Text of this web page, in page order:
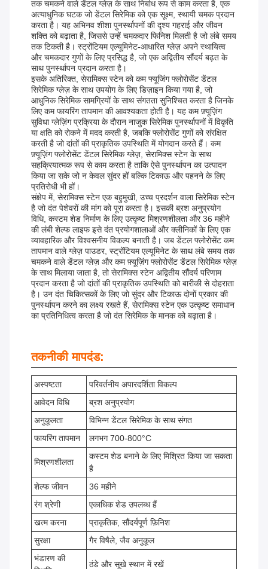
तक चमकने वाले डेंटल ग्लेज़ के साथ निर्बाध रूप से काम करता है, एक
अत्याधुनिक घटक जो डेंटल सिरेमिक को एक सूक्ष्म, स्थायी चमक प्रदान
करता है। यह अभिनव शीशा पुनर्स्थापनों की दृश्य गहराई और जीवन
शक्ति को बढ़ाता है, जिससे उन्हें चमकदार फिनिश मिलती है जो लंबे समय
तक टिकती है। स्ट्रोंटियम एल्यूमिनेट-आधारित ग्लेज़ अपने स्थायित्व
और चमकदार गुणों के लिए प्रसिद्ध है, जो एक अद्वितीय सौंदर्य बढ़त के
साथ पुनर्स्थापन प्रदान करता है।
इसके अतिरिक्त, सेरामिक्स स्टेन को कम फ्यूजिंग फ्लोरोसेंट डेंटल
सिरेमिक ग्लेज़ के साथ उपयोग के लिए डिज़ाइन किया गया है, जो
आधुनिक सिरेमिक सामग्रियों के साथ संगतता सुनिश्चित करता है जिनके
लिए कम फायरिंग तापमान की आवश्यकता होती है। यह कम फ़्यूज़िंग
सुविधा ग्लेज़िंग प्रक्रिया के दौरान नाजुक सिरेमिक पुनर्स्थापनों में विकृति
या क्षति को रोकने में मदद करती है, जबकि फ्लोरोसेंट गुणों को संरक्षित
करती है जो दांतों की प्राकृतिक उपस्थिति में योगदान करते हैं। कम
फ़्यूज़िंग फ्लोरोसेंट डेंटल सिरेमिक ग्लेज़, सेरामिक्स स्टेन के साथ
सहक्रियात्मक रूप से काम करता है ताकि ऐसे पुनर्स्थापन का उत्पादन
किया जा सके जो न केवल सुंदर हों बल्कि टिकाऊ और पहनने के लिए
प्रतिरोधी भी हों।
संक्षेप में, सेरामिक्स स्टेन एक बहुमुखी, उच्च प्रदर्शन वाला सिरेमिक स्टेन
है जो दंत पेशेवरों की मांग को पूरा करता है। इसकी ब्रश अनुप्रयोग
विधि, कस्टम शेड निर्माण के लिए उत्कृष्ट मिश्रणशीलता और 36 महीने
की लंबी शेल्फ लाइफ इसे दंत प्रयोगशालाओं और क्लीनिकों के लिए एक
व्यावहारिक और विश्वसनीय विकल्प बनाती है। जब डेंटल फ्लोरोसेंट कम
तापमान वाले ग्लेज़ पाउडर, स्ट्रोंटियम एल्यूमिनेट के साथ लंबे समय तक
चमकने वाले डेंटल ग्लेज़ और कम फ़्यूज़िंग फ्लोरोसेंट डेंटल सिरेमिक ग्लेज़
के साथ मिलाया जाता है, तो सेरामिक्स स्टेन अद्वितीय सौंदर्य परिणाम
प्रदान करता है जो दांतों की प्राकृतिक उपस्थिति को बारीकी से दोहराता
है। उन दंत चिकित्सकों के लिए जो सुंदर और टिकाऊ दोनों प्रकार की
पुनर्स्थापन करने का लक्ष्य रखते हैं, सेरामिक्स स्टेन एक उत्कृष्ट समाधान
का प्रतिनिधित्व करता है जो दंत सिरेमिक के मानक को बढ़ाता है।
तकनीकी मापदंड:
अस्पष्टता
परिवर्तनीय अपारदर्शिता विकल्प
आवेदन विधि
ब्रश अनुप्रयोग
अनुकूलता
विभिन्न डेंटल सिरेमिक के साथ संगत
फायरिंग तापमान
लगभग 700-800°C
मिश्रणशीलता
कस्टम शेड बनाने के लिए मिश्रित किया जा सकता
है
शेल्फ जीवन
36 महीने
रंग श्रेणी
एकाधिक शेड उपलब्ध हैं
खत्म करना
प्राकृतिक, सौंदर्यपूर्ण फ़िनिश
सुरक्षा
गैर विषैले, जैव अनुकूल
भंडारण की
ठंडे और सूखे स्थान में रखें